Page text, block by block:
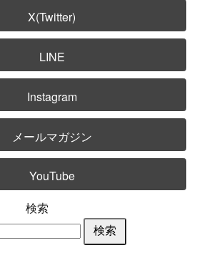
X(Twitter)
LINE
Instagram
メールマガジン
YouTube
検索
検索